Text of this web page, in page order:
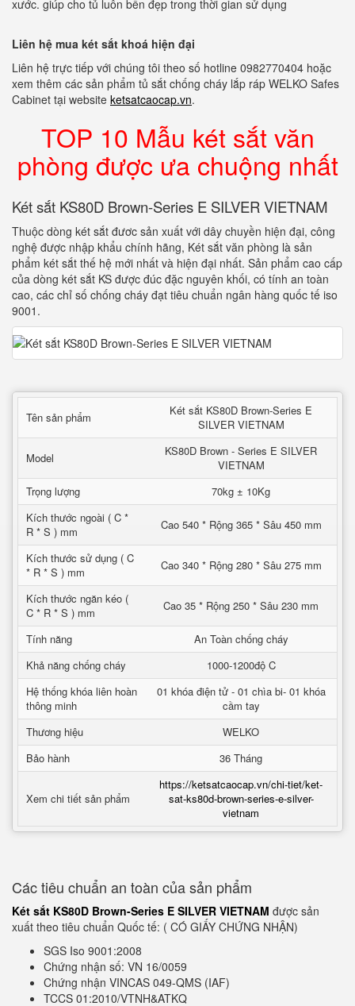
xước. giúp cho tủ luôn bền đẹp trong thời gian sử dụng
Liên hệ mua két sắt khoá hiện đại
Liên hệ trực tiếp với chúng tôi theo số hotline 0982770404 hoặc
xem thêm các sản phẩm tủ sắt chống cháy lắp ráp WELKO Safes
Cabinet tại website ketsatcaocap.vn.
TOP 10 Mẫu két sắt văn
phòng được ưa chuộng nhất
Két sắt KS80D Brown-Series E SILVER VIETNAM
Thuộc dòng két sắt đươc sản xuất với dây chuyền hiện đại, công
nghệ được nhập khẩu chính hãng, Két sắt văn phòng là sản
phẩm két sắt thế hệ mới nhất và hiện đại nhất. Sản phẩm cao cấp
của dòng két sắt KS được đúc đặc nguyên khối, có tính an toàn
cao, các chỉ số chống cháy đạt tiêu chuẩn ngân hàng quốc tế iso
9001.
Tên sản phẩm
Két sắt KS80D Brown-Series E
SILVER VIETNAM
Model
KS80D Brown - Series E SILVER
VIETNAM
Trọng lượng
70kg ± 10Kg
Kích thước ngoài ( C *
R * S ) mm
Cao 540 * Rộng 365 * Sâu 450 mm
Kích thước sử dụng ( C
* R * S ) mm
Cao 340 * Rộng 280 * Sâu 275 mm
Kích thước ngăn kéo (
C * R * S ) mm
Cao 35 * Rộng 250 * Sâu 230 mm
Tính năng
An Toàn chống cháy
Khả năng chống cháy
1000-1200độ C
Hệ thống khóa liên hoàn
thông minh
01 khóa điện tử - 01 chìa bi- 01 khóa
cầm tay
Thương hiệu
WELKO
Bảo hành
36 Tháng
Xem chi tiết sản phẩm
https://ketsatcaocap.vn/chi-tiet/ket-
sat-ks80d-brown-series-e-silver-
vietnam
Các tiêu chuẩn an toàn của sản phẩm
Két sắt KS80D Brown-Series E SILVER VIETNAM được sản
xuất theo tiêu chuẩn Quốc tế: ( CÓ GIẤY CHỨNG NHẬN)
SGS Iso 9001:2008
Chứng nhận số: VN 16/0059
Chứng nhận VINCAS 049-QMS (IAF)
TCCS 01:2010/VTNH&ATKQ